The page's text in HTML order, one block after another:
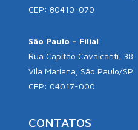
CEP: 80410-070
São Paulo – Filial
Rua Capitão Cavalcanti, 38
Vila Mariana, São Paulo/SP
CEP: 04017-000
CONTATOS